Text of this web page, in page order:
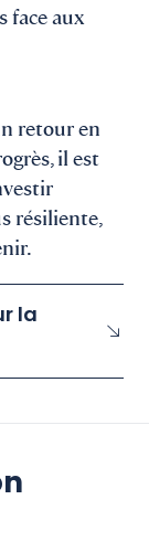
face aux
retour en
il est
résiliente,
la